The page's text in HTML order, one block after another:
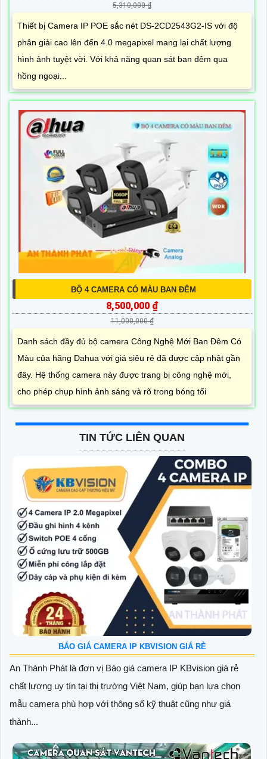
5,310,000 ₫
Thiết bị Camera IP POE sắc nét DS-2CD2543G2-IS với độ
phân giải cao lên đến 4.0 megapixel mang lại chất lượng
hình ảnh tuyệt vời. Với khả năng quan sát ban đêm qua
hồng ngoại...
BỘ 4 CAMERA CÓ MÀU BAN ĐÊM
8,500,000 ₫
11,000,000 ₫
Danh sách đầy đủ bộ camera Công Nghệ Mới Ban Đêm Có
Màu của hãng Dahua với giá siêu rẻ đã được cập nhật gần
đây. Hệ thống camera này được trang bị công nghệ mới,
cho phép chụp hình ảnh sáng và rõ trong bóng tối
TIN TỨC LIÊN QUAN
BÁO GIÁ CAMERA IP KBVISION GIÁ RÈ
An Thành Phát là đơn vị Báo giá camera IP KBvision giá rẻ
chất lượng uy tín tại thị trường Việt Nam, giúp bạn lựa chọn
mẫu camera phù hợp với thông số kỹ thuật cũng như giá
thành...